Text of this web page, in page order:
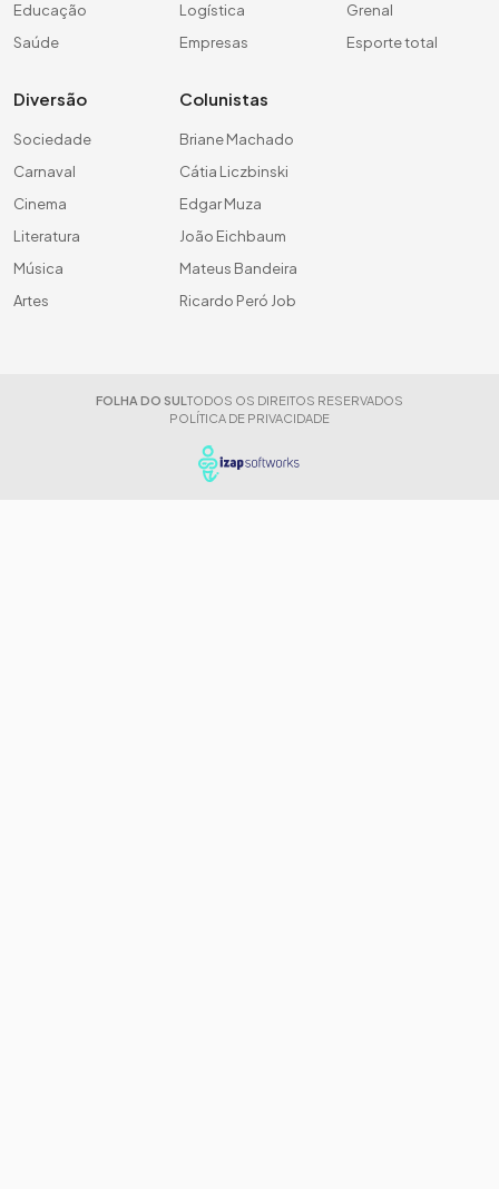
Educação
Saúde
Logística
Empresas
Grenal
Esporte total
Diversão
Sociedade
Carnaval
Cinema
Literatura
Música
Artes
Colunistas
Briane Machado
Cátia Liczbinski
Edgar Muza
João Eichbaum
Mateus Bandeira
Ricardo Peró Job
FOLHA DO SUL TODOS OS DIREITOS RESERVADOS
POLÍTICA DE PRIVACIDADE